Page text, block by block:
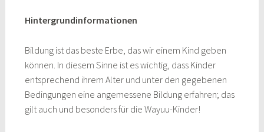
Hintergrundinformationen
Bildung ist das beste Erbe, das wir einem Kind geben
können. In diesem Sinne ist es wichtig, dass Kinder
entsprechend ihrem Alter und unter den gegebenen
Bedingungen eine angemessene Bildung erfahren; das
gilt auch und besonders für die Wayuu-Kinder!